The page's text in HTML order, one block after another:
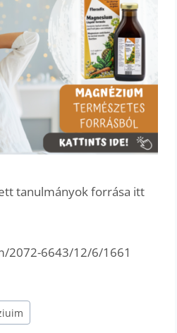
tanulmányok forrása itt
2072-6643/12/6/1661